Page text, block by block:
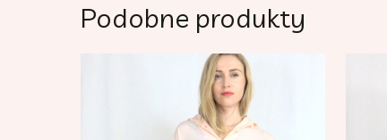
Podobne produkty